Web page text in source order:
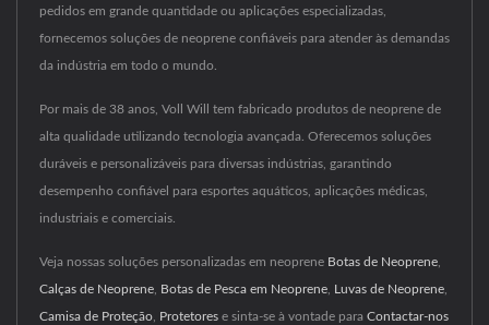
pedidos em grande quantidade ou aplicações especializadas,
fornecemos soluções de neoprene confiáveis para atender às demandas
da indústria em todo o mundo.
Por mais de 38 anos, Voll Will tem fabricado produtos de neoprene de
alta qualidade utilizando tecnologia avançada. Oferecemos soluções
duráveis e personalizáveis para diversas indústrias, garantindo
desempenho confiável para esportes aquáticos, aplicações médicas,
industriais e comerciais.
Veja nossas soluções personalizadas em neoprene Botas de Neoprene
Calças de Neoprene Botas de Pesca em Neoprene Luvas de Neoprene
Camisa de Proteção Protetores e sinta-se à vontade para Contactar-nos